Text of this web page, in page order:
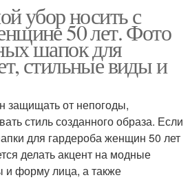
Зимние шапки
Шапка с пушистым
отворотом
убор носить с
50 лет. Фото
шапок для
стильные виды и
защищать от непогоды,
стиль созданного образа. Если
для гардероба женщин 50 лет
делать акцент на модные
и форму лица, а также